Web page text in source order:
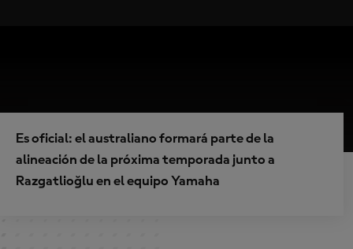
Es oficial: el australiano formará parte de la
alineación de la próxima temporada junto a
Razgatlioğlu en el equipo Yamaha